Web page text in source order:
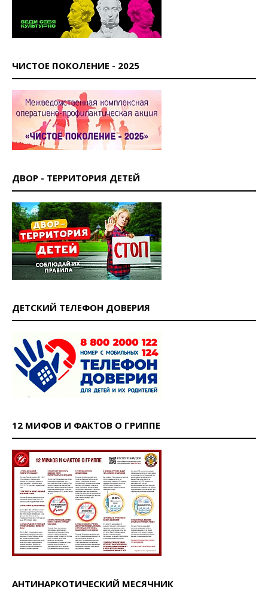
ЧИСТОЕ ПОКОЛЕНИЕ - 2025
ДВОР - ТЕРРИТОРИЯ ДЕТЕЙ
ДЕТСКИЙ ТЕЛЕФОН ДОВЕРИЯ
12 МИФОВ И ФАКТОВ О ГРИППЕ
АНТИНАРКОТИЧЕСКИЙ МЕСЯЧНИК